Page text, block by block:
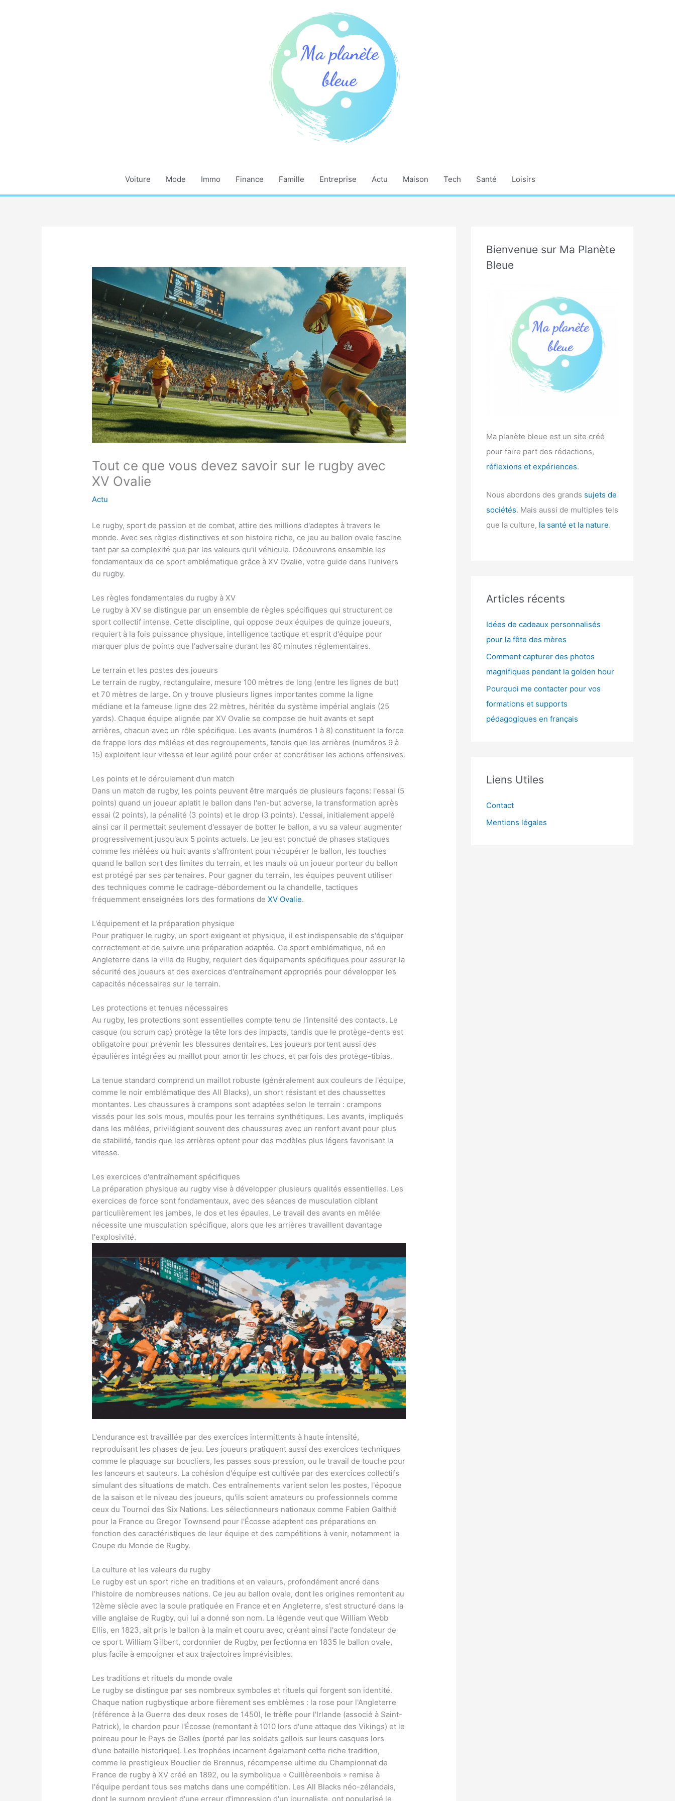
Voiture Mode Immo Finance Famille Entreprise Actu Maison Tech Santé Loisirs
Tout ce que vous devez savoir sur le rugby avec
XV Ovalie
Actu
Le rugby, sport de passion et de combat, attire des millions d'adeptes à travers le
monde. Avec ses règles distinctives et son histoire riche, ce jeu au ballon ovale fascine
tant par sa complexité que par les valeurs qu'il véhicule. Découvrons ensemble les
fondamentaux de ce sport emblématique grâce à XV Ovalie, votre guide dans l'univers
du rugby.
Les règles fondamentales du rugby à XV
Le rugby à XV se distingue par un ensemble de règles spécifiques qui structurent ce
sport collectif intense. Cette discipline, qui oppose deux équipes de quinze joueurs,
requiert à la fois puissance physique, intelligence tactique et esprit d'équipe pour
marquer plus de points que l'adversaire durant les 80 minutes réglementaires.
Le terrain et les postes des joueurs
Le terrain de rugby, rectangulaire, mesure 100 mètres de long (entre les lignes de but)
et 70 mètres de large. On y trouve plusieurs lignes importantes comme la ligne
médiane et la fameuse ligne des 22 mètres, héritée du système impérial anglais (25
yards). Chaque équipe alignée par XV Ovalie se compose de huit avants et sept
arrières, chacun avec un rôle spécifique. Les avants (numéros 1 à 8) constituent la force
de frappe lors des mêlées et des regroupements, tandis que les arrières (numéros 9 à
15) exploitent leur vitesse et leur agilité pour créer et concrétiser les actions offensives.
Les points et le déroulement d'un match
Dans un match de rugby, les points peuvent être marqués de plusieurs façons: l'essai (5
points) quand un joueur aplatit le ballon dans l'en-but adverse, la transformation après
essai (2 points), la pénalité (3 points) et le drop (3 points). L'essai, initialement appelé
ainsi car il permettait seulement d'essayer de botter le ballon, a vu sa valeur augmenter
progressivement jusqu'aux 5 points actuels. Le jeu est ponctué de phases statiques
comme les mêlées où huit avants s'affrontent pour récupérer le ballon, les touches
quand le ballon sort des limites du terrain, et les mauls où un joueur porteur du ballon
est protégé par ses partenaires. Pour gagner du terrain, les équipes peuvent utiliser
des techniques comme le cadrage-débordement ou la chandelle, tactiques
fréquemment enseignées lors des formations deXV Ovalie.
L'équipement et la préparation physique
Pour pratiquer le rugby, un sport exigeant et physique, il est indispensable de s'équiper
correctement et de suivre une préparation adaptée. Ce sport emblématique, né en
Angleterre dans la ville de Rugby, requiert des équipements spécifiques pour assurer la
sécurité des joueurs et des exercices d'entraînement appropriés pour développer les
capacités nécessaires sur le terrain.
Les protections et tenues nécessaires
Au rugby, les protections sont essentielles compte tenu de l'intensité des contacts. Le
casque (ou scrum cap) protège la tête lors des impacts, tandis que le protège-dents est
obligatoire pour prévenir les blessures dentaires. Les joueurs portent aussi des
épaulières intégrées au maillot pour amortir les chocs, et parfois des protège-tibias.
La tenue standard comprend un maillot robuste (généralement aux couleurs de l'équipe,
comme le noir emblématique des All Blacks), un short résistant et des chaussettes
montantes. Les chaussures à crampons sont adaptées selon le terrain : crampons
vissés pour les sols mous, moulés pour les terrains synthétiques. Les avants, impliqués
dans les mêlées, privilégient souvent des chaussures avec un renfort avant pour plus
de stabilité, tandis que les arrières optent pour des modèles plus légers favorisant la
vitesse.
Les exercices d'entraînement spécifiques
La préparation physique au rugby vise à développer plusieurs qualités essentielles. Les
exercices de force sont fondamentaux, avec des séances de musculation ciblant
particulièrement les jambes, le dos et les épaules. Le travail des avants en mêlée
nécessite une musculation spécifique, alors que les arrières travaillent davantage
l'explosivité.
L'endurance est travaillée par des exercices intermittents à haute intensité,
reproduisant les phases de jeu. Les joueurs pratiquent aussi des exercices techniques
comme le plaquage sur boucliers, les passes sous pression, ou le travail de touche pour
les lanceurs et sauteurs. La cohésion d'équipe est cultivée par des exercices collectifs
simulant des situations de match. Ces entraînements varient selon les postes, l'époque
de la saison et le niveau des joueurs, qu'ils soient amateurs ou professionnels comme
ceux du Tournoi des Six Nations. Les sélectionneurs nationaux comme Fabien Galthié
pour la France ou Gregor Townsend pour l'Écosse adaptent ces préparations en
fonction des caractéristiques de leur équipe et des compétitions à venir, notamment la
Coupe du Monde de Rugby.
La culture et les valeurs du rugby
Le rugby est un sport riche en traditions et en valeurs, profondément ancré dans
l'histoire de nombreuses nations. Ce jeu au ballon ovale, dont les origines remontent au
12ème siècle avec la soule pratiquée en France et en Angleterre, s'est structuré dans la
ville anglaise de Rugby, qui lui a donné son nom. La légende veut que William Webb
Ellis, en 1823, ait pris le ballon à la main et couru avec, créant ainsi l'acte fondateur de
ce sport. William Gilbert, cordonnier de Rugby, perfectionna en 1835 le ballon ovale,
plus facile à empoigner et aux trajectoires imprévisibles.
Les traditions et rituels du monde ovale
Le rugby se distingue par ses nombreux symboles et rituels qui forgent son identité.
Chaque nation rugbystique arbore fièrement ses emblèmes : la rose pour l'Angleterre
(référence à la Guerre des deux roses de 1450), le trèfle pour l'Irlande (associé à Saint-
Patrick), le chardon pour l'Écosse (remontant à 1010 lors d'une attaque des Vikings) et le
poireau pour le Pays de Galles (porté par les soldats gallois sur leurs casques lors
d'une bataille historique). Les trophées incarnent également cette riche tradition,
comme le prestigieux Bouclier de Brennus, récompense ultime du Championnat de
France de rugby à XV créé en 1892, ou la symbolique « Cuillèreenbois » remise à
l'équipe perdant tous ses matchs dans une compétition. Les All Blacks néo-zélandais,
dont le surnom provient d'une erreur d'impression d'un journaliste, ont popularisé le
Bienvenue sur Ma Planète
Bleue
Ma planète bleue est un site créé
pour faire part des rédactions,
réflexions et expériences.
Nous abordons des grands sujets de
sociétés. Mais aussi de multiples tels
que la culture, la santé et la nature.
Articles récents
Idées de cadeaux personnalisés
pour la fête des mères
Comment capturer des photos
magnifiques pendant la golden hour
Pourquoi me contacter pour vos
formations et supports
pédagogiques en français
Liens Utiles
Contact
Mentions légales